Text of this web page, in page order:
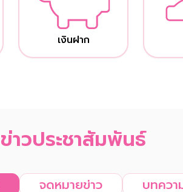
เงินฝาก
ข่าวประชาสัมพันธ์
จดหมายข่าว บทควา